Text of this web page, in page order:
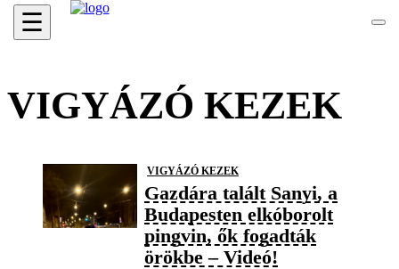
☰
VIGYÁZÓ KEZEK
VIGYÁZÓ KEZEK
Gazdára talált Sanyi, a
Budapesten elkóborolt
pingvin, ők fogadták
örökbe – Videó!